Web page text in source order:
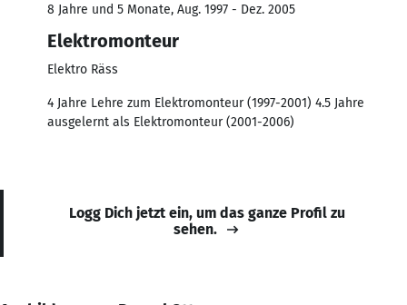
8 Jahre und 5 Monate, Aug. 1997 - Dez. 2005
Elektromonteur
Elektro Räss
4 Jahre Lehre zum Elektromonteur (1997-2001) 4.5 Jahre
ausgelernt als Elektromonteur (2001-2006)
Logg Dich jetzt ein, um das ganze Profil zu
sehen.